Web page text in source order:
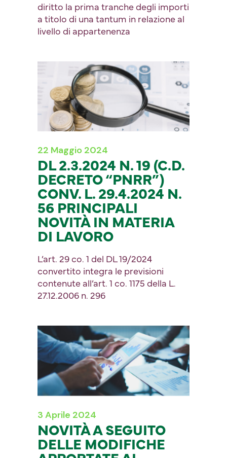
diritto la prima tranche degli importi
a titolo di una tantum in relazione al
livello di appartenenza
22 Maggio 2024
DL 2.3.2024 N. 19 (C.D.
DECRETO “PNRR”)
CONV. L. 29.4.2024 N.
56 PRINCIPALI
NOVITÀ IN MATERIA
DI LAVORO
L’art. 29 co. 1 del DL 19/2024
convertito integra le previsioni
contenute all’art. 1 co. 1175 della L.
27.12.2006 n. 296
3 Aprile 2024
NOVITÀ A SEGUITO
DELLE MODIFICHE